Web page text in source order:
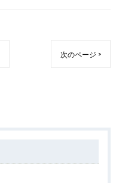
次のページ >